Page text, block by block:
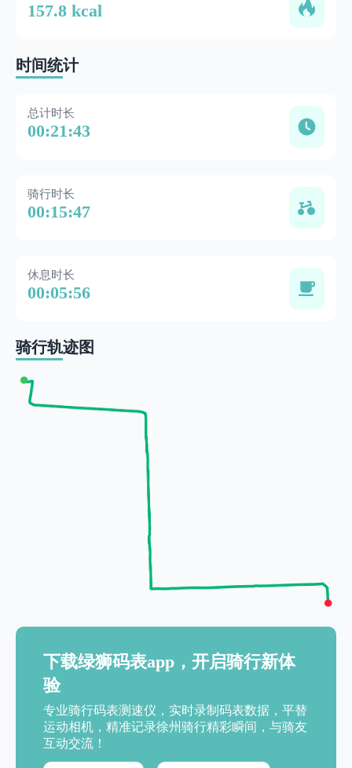
157.8 kcal
时间统计
总计时长
00:21:43
骑行时长
00:15:47
休息时长
00:05:56
骑行轨迹图
下载绿狮码表app，开启骑行新体
验
专业骑行码表测速仪，实时录制码表数据，平替
运动相机，精准记录徐州骑行精彩瞬间，与骑友
互动交流！